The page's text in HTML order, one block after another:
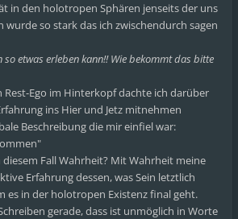
in den holotropen Sphären jenseits der uns
wurde so stark das ich zwischendurch sagen
etwas erleben kann!! Wie bekommt das bitte
Ego im Hinterkopf dachte ich darüber
ins Hier und Jetz mitnehmen
Beschreibung die mir einfiel war:
Fall Wahrheit? Mit Wahrheit meine
Erfahrung dessen, was Sein letztlich
es in der holotropen Existenz final geht.
gerade, dass ist unmöglich in Worte